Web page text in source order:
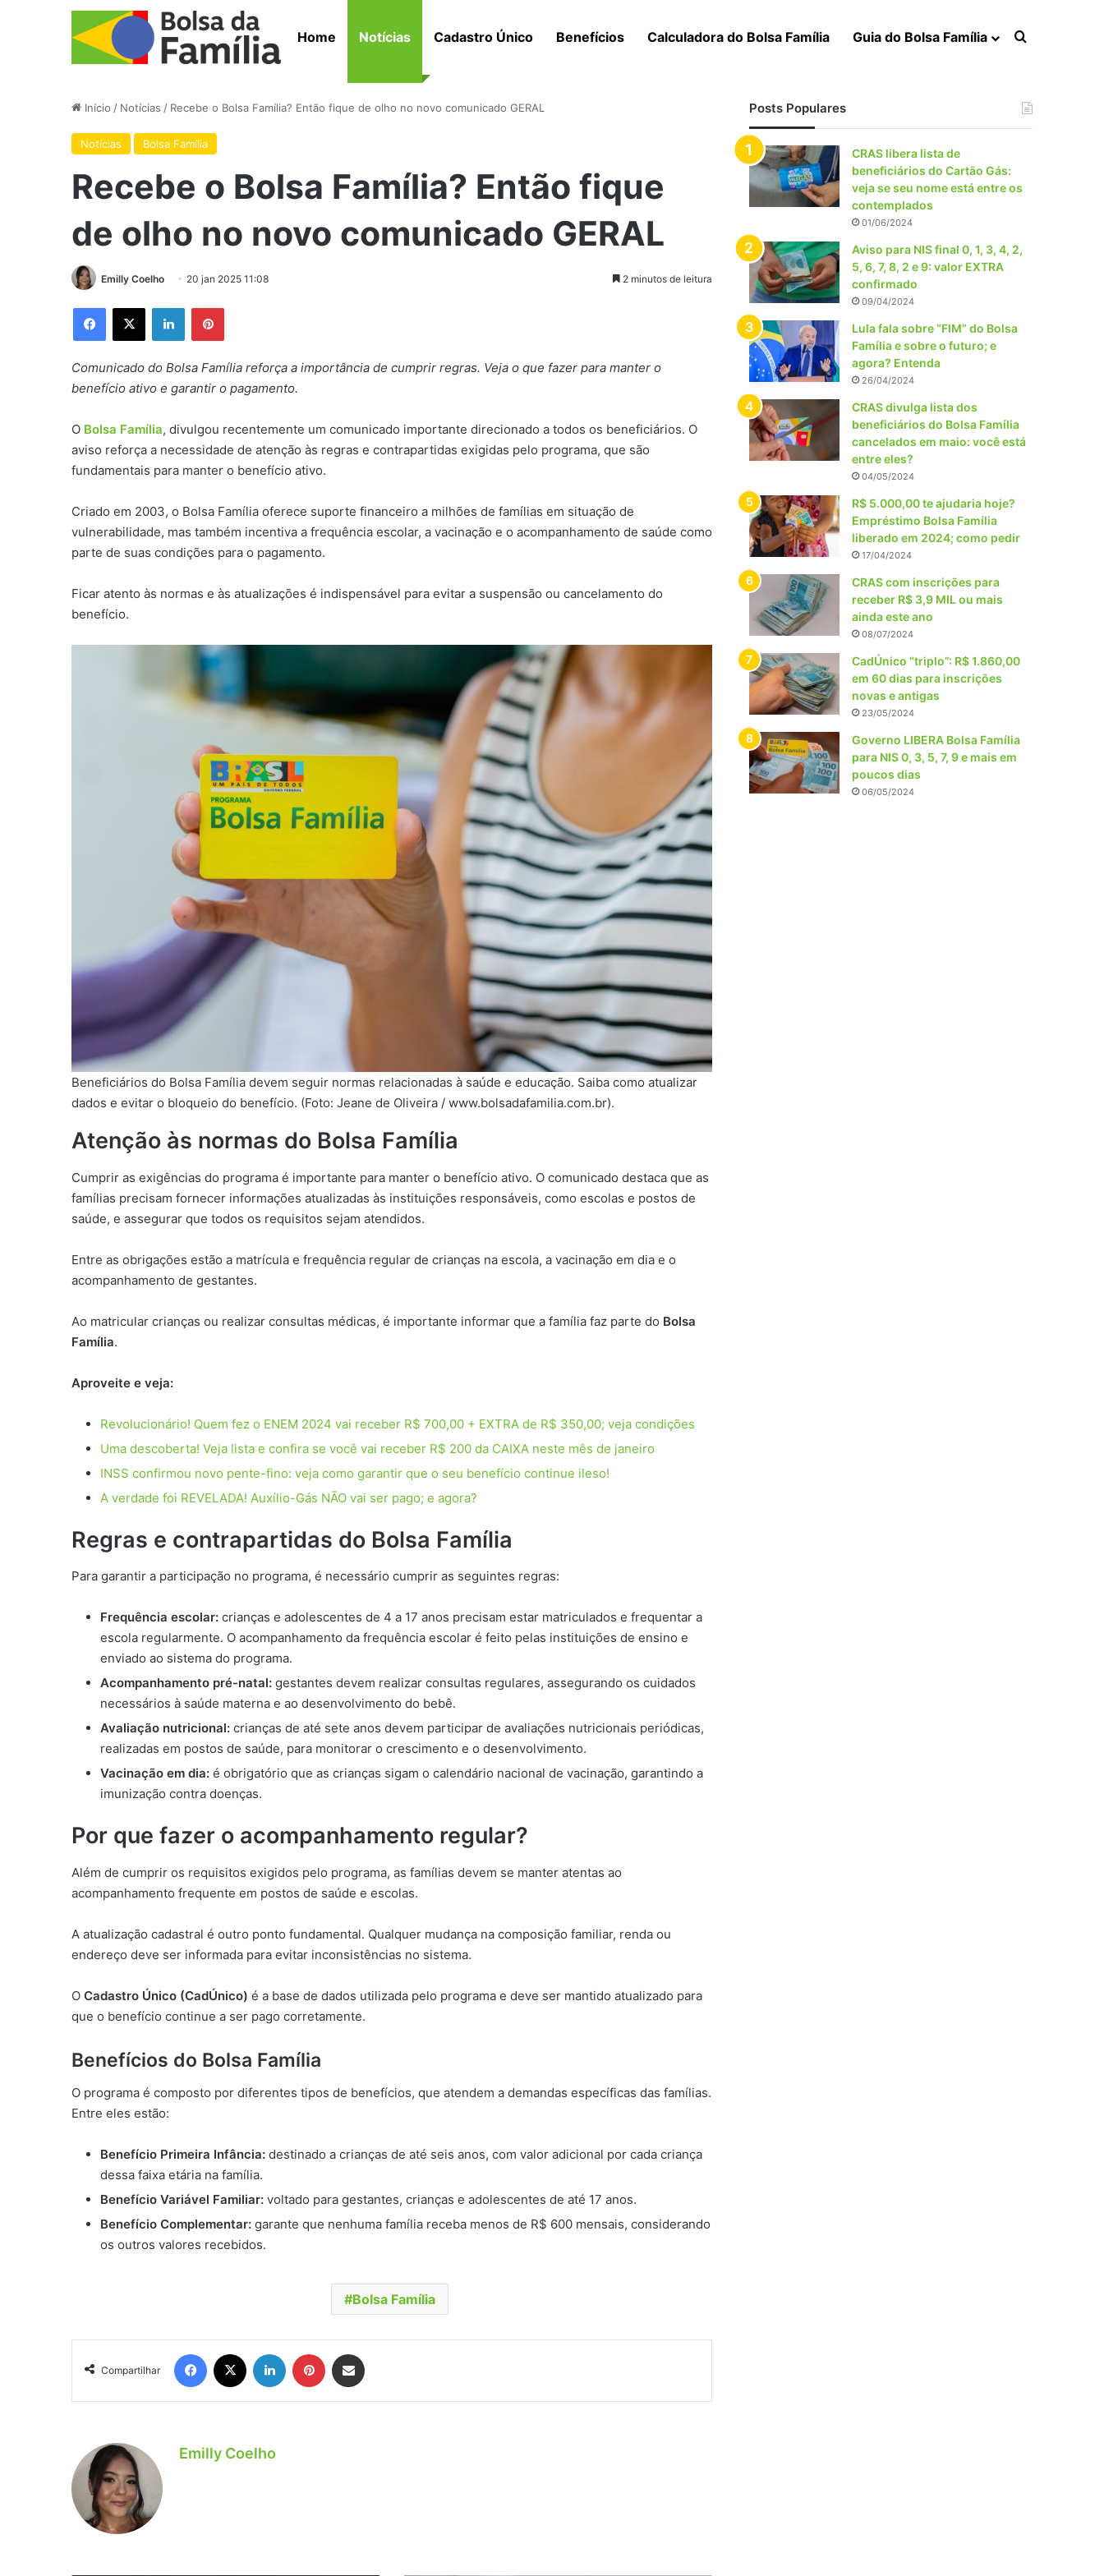
Home Notícias Cadastro Único Benefícios Calculadora do Bolsa Família Guia do Bolsa Família Procurar por
Início / Notícias / Recebe o Bolsa Família? Então fique de olho no novo comunicado GERAL
Notícias Bolsa Família
Recebe o Bolsa Família? Então fique
de olho no novo comunicado GERAL
Emilly Coelho 20 jan 2025 11:08 2 minutos de leitura
Facebook
X LinkedinPinterest
Comunicado do Bolsa Família reforça a importância de cumprir regras. Veja o que fazer para manter o
benefício ativo e garantir o pagamento.
O Bolsa Família, divulgou recentemente um comunicado importante direcionado a todos os beneficiários. O
aviso reforça a necessidade de atenção às regras e contrapartidas exigidas pelo programa, que são
fundamentais para manter o benefício ativo.
Criado em 2003, o Bolsa Família oferece suporte financeiro a milhões de famílias em situação de
vulnerabilidade, mas também incentiva a frequência escolar, a vacinação e o acompanhamento de saúde como
parte de suas condições para o pagamento.
Ficar atento às normas e às atualizações é indispensável para evitar a suspensão ou cancelamento do
benefício.
Beneficiários do Bolsa Família devem seguir normas relacionadas à saúde e educação. Saiba como atualizar
dados e evitar o bloqueio do benefício. (Foto: Jeane de Oliveira / www.bolsadafamilia.com.br).
Atenção às normas do Bolsa Família
Cumprir as exigências do programa é importante para manter o benefício ativo. O comunicado destaca que as
famílias precisam fornecer informações atualizadas às instituições responsáveis, como escolas e postos de
saúde, e assegurar que todos os requisitos sejam atendidos.
Entre as obrigações estão a matrícula e frequência regular de crianças na escola, a vacinação em dia e o
acompanhamento de gestantes.
Ao matricular crianças ou realizar consultas médicas, é importante informar que a família faz parte do Bolsa
Família.
Aproveite e veja:
Revolucionário! Quem fez o ENEM 2024 vai receber R$ 700,00 + EXTRA de R$ 350,00; veja condições
Uma descoberta! Veja lista e confira se você vai receber R$ 200 da CAIXA neste mês de janeiro
INSS confirmou novo pente-fino: veja como garantir que o seu benefício continue ileso!
A verdade foi REVELADA! Auxílio-Gás NÃO vai ser pago; e agora?
Regras e contrapartidas do Bolsa Família
Para garantir a participação no programa, é necessário cumprir as seguintes regras:
Frequência escolar: crianças e adolescentes de 4 a 17 anos precisam estar matriculados e frequentar a
escola regularmente. O acompanhamento da frequência escolar é feito pelas instituições de ensino e
enviado ao sistema do programa.
Acompanhamento pré-natal: gestantes devem realizar consultas regulares, assegurando os cuidados
necessários à saúde materna e ao desenvolvimento do bebê.
Avaliação nutricional: crianças de até sete anos devem participar de avaliações nutricionais periódicas,
realizadas em postos de saúde, para monitorar o crescimento e o desenvolvimento.
Vacinação em dia: é obrigatório que as crianças sigam o calendário nacional de vacinação, garantindo a
imunização contra doenças.
Por que fazer o acompanhamento regular?
Além de cumprir os requisitos exigidos pelo programa, as famílias devem se manter atentas ao
acompanhamento frequente em postos de saúde e escolas.
A atualização cadastral é outro ponto fundamental. Qualquer mudança na composição familiar, renda ou
endereço deve ser informada para evitar inconsistências no sistema.
O Cadastro Único (CadÚnico) é a base de dados utilizada pelo programa e deve ser mantido atualizado para
que o benefício continue a ser pago corretamente.
Benefícios do Bolsa Família
O programa é composto por diferentes tipos de benefícios, que atendem a demandas específicas das famílias.
Entre eles estão:
Benefício Primeira Infância: destinado a crianças de até seis anos, com valor adicional por cada criança
dessa faixa etária na família.
Benefício Variável Familiar: voltado para gestantes, crianças e adolescentes de até 17 anos.
Benefício Complementar: garante que nenhuma família receba menos de R$ 600 mensais, considerando
os outros valores recebidos.
Bolsa Família
Compartilhar
Facebook Linkedin Pinterest
Emilly Coelho
Posts Populares
CRAS libera lista de
beneficiários do Cartão Gás:
veja se seu nome está entre os
contemplados
01/06/2024
Aviso para NIS final 0, 1, 3, 4, 2,
5, 6, 7, 8, 2 e 9: valor EXTRA
confirmado
09/04/2024
Lula fala sobre “FIM” do Bolsa
Família e sobre o futuro; e
agora? Entenda
26/04/2024
CRAS divulga lista dos
beneficiários do Bolsa Família
cancelados em maio: você está
entre eles?
04/05/2024
R$ 5.000,00 te ajudaria hoje?
Empréstimo Bolsa Família
liberado em 2024; como pedir
17/04/2024
CRAS com inscrições para
receber R$ 3,9 MIL ou mais
ainda este ano
08/07/2024
CadÚnico “triplo”: R$ 1.860,00
em 60 dias para inscrições
novas e antigas
23/05/2024
Governo LIBERA Bolsa Família
para NIS 0, 3, 5, 7, 9 e mais em
poucos dias
06/05/2024